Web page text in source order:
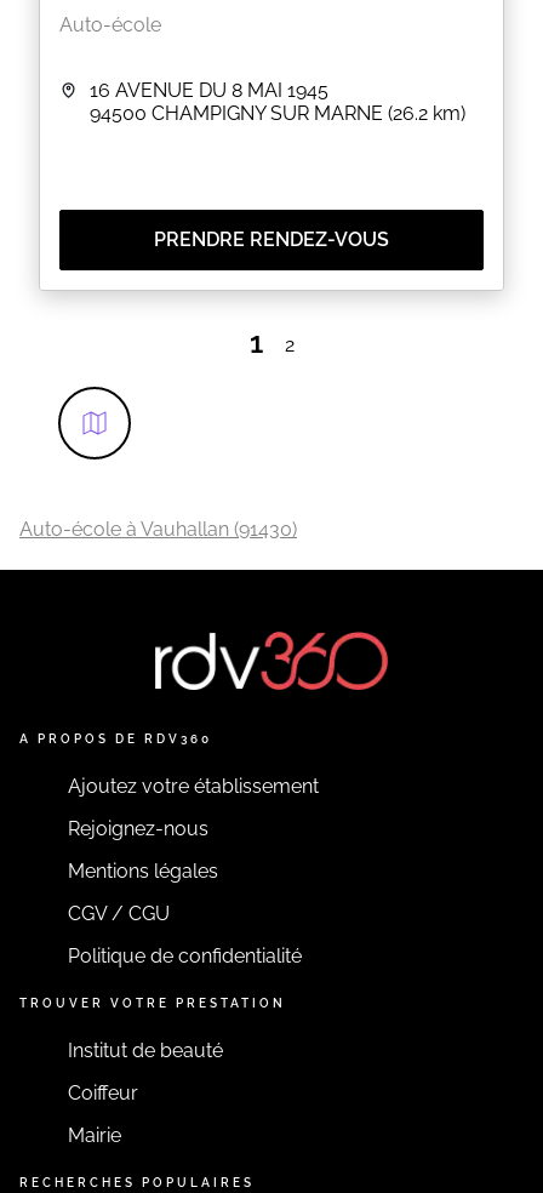
Auto-école
16 AVENUE DU 8 MAI 1945
94500 CHAMPIGNY SUR MARNE (26.2 km)
PRENDRE RENDEZ-VOUS
1 2
Auto-école à Vauhallan (91430)
A PROPOS DE RDV360
Ajoutez votre établissement
Rejoignez-nous
Mentions légales
CGV / CGU
Politique de confidentialité
TROUVER VOTRE PRESTATION
Institut de beauté
Coiffeur
Mairie
RECHERCHES POPULAIRES